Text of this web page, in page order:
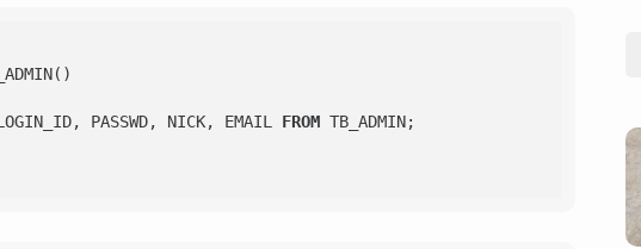
PASSWD, NICK, EMAIL FROM